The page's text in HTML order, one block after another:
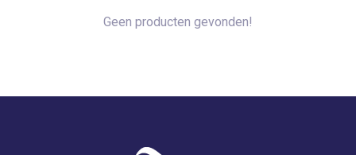
Geen producten gevonden!